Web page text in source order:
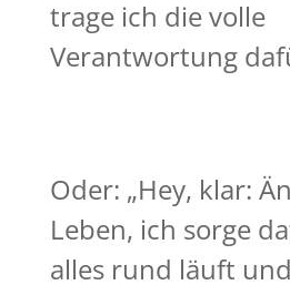
trage ich die volle
Verantwortung
Oder: „Hey, klar:
Leben, ich sorge
alles rund läuft